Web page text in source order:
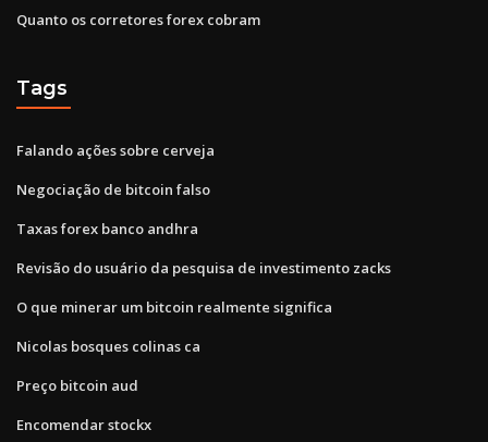
Quanto os corretores forex cobram
Tags
Falando ações sobre cerveja
Negociação de bitcoin falso
Taxas forex banco andhra
Revisão do usuário da pesquisa de investimento zacks
O que minerar um bitcoin realmente significa
Nicolas bosques colinas ca
Preço bitcoin aud
Encomendar stockx